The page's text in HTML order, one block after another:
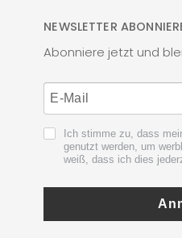
NEWSLETTER
Abonniere jetzt und
Ich stimme zu, dass
genutzt werden, um
weiß, dass ich dies